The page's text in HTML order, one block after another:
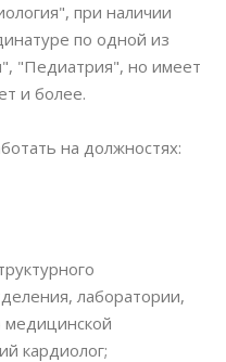
при наличии
по одной из
"Педиатрия", но имеет
и более.
на должностях:
лаборатории,
медицинской
кардиолог;